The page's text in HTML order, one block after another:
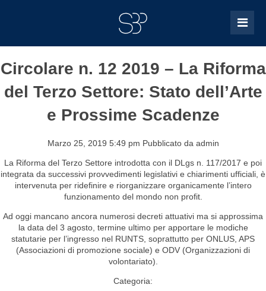
Circolare n. 12 2019 – La Riforma
del Terzo Settore: Stato dell’Arte
e Prossime Scadenze
Marzo 25, 2019 5:49 pm Pubblicato da admin
La Riforma del Terzo Settore introdotta con il DLgs n. 117/2017 e poi
integrata da successivi provvedimenti legislativi e chiarimenti ufficiali, è
intervenuta per ridefinire e riorganizzare organicamente l’intero
funzionamento del mondo non profit.
Ad oggi mancano ancora numerosi decreti attuativi ma si approssima
la data del 3 agosto, termine ultimo per apportare le modiche
statutarie per l’ingresso nel RUNTS, soprattutto per ONLUS, APS
(Associazioni di promozione sociale) e ODV (Organizzazioni di
volontariato).
Categoria: